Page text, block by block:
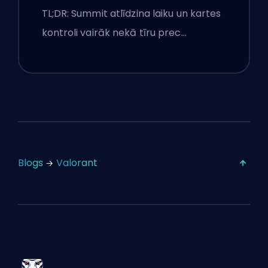
izsaukumi un dūmi
TL;DR: Summit atlīdzina laiku un kartes
kontroli vairāk nekā tīru prec…
Blogs Valorant